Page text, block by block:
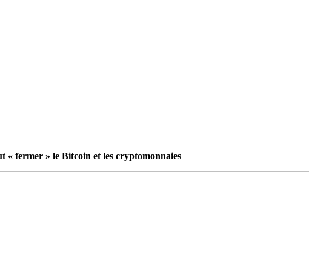
« fermer » le Bitcoin et les cryptomonnaies